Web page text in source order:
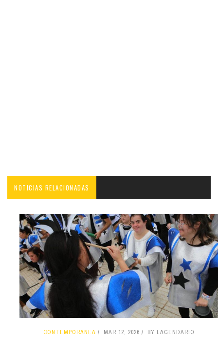
NOTICIAS RELACIONADAS
CONTEMPORÁNEA MAR 12, 2026 BY LAGENDARIO